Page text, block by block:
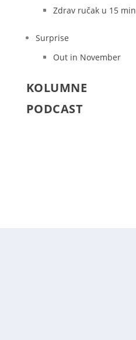
Zdrav ručak u 15 min
Surprise
Out in November
KOLUMNE
PODCAST